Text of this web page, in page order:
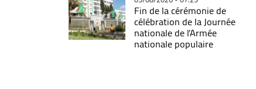
Fin de la cérémonie de
célébration de la Journée
nationale de l'Armée
nationale populaire